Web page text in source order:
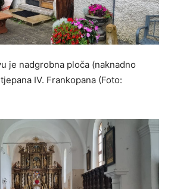
je nadgrobna ploča (naknadno
IV. Frankopana (Foto: